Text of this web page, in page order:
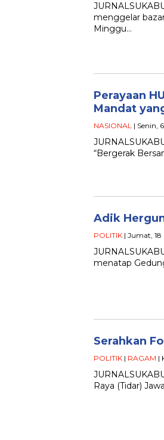
menggelar
Minggu…
Perayaan
Mandat
NASIONAL | Senin,
“Bergerak
Adik
POLITIK | Jumat,
menatap
Serahkan
POLITIK | RAGAM |
Raya (Tidar)